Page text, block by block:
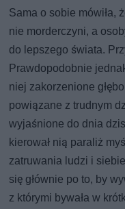
Sama o sobie mówiła,
nie morderczyni, a
do lepszego świata.
Prawdopodobnie
niej zakorzenione
powiązane z trudnym
wyjaśnione do dnia
kierował nią paraliż
zatruwania ludzi i
się głównie po to, by
z którymi bywała w